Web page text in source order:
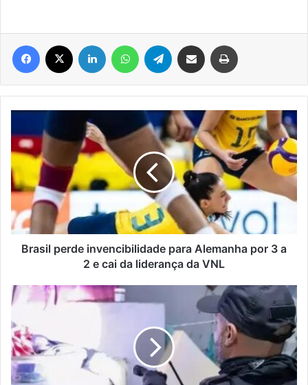
Facebook Linkedin WhatsAppTelegram Compartilhar via e-mail
Brasil
invencibilidade
para
Alemanha
por
a
2
liderança
da
VNL
Brasil perde invencibilidade para Alemanha por 3 a
2 e cai da liderança da VNL
RS
nomeia
414
servidores
para
a
Polícia